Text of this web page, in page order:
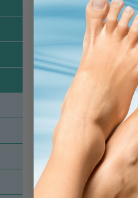
Läcker design.
1 par
OBS! Dessa
Tvättas i 30
FÄRGVAL:
Finns även i
Hur de fungerar:
att få en normal
blodet till hjärtat.
Dessa
Stödstrumpor i